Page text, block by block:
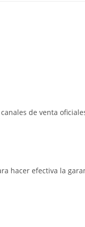
de venta
hacer efectiva la